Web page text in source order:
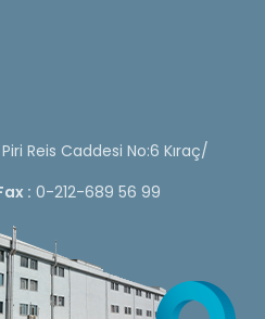
Reis Caddesi No:6 Kıraç/
: 0-212-689 56 99